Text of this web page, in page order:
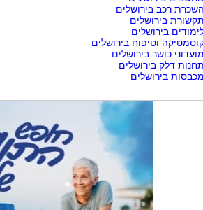
רכב בירושלים
בירושלים
בירושלים
וטיפוח בירושלים
כושר בירושלים
דלק בירושלים
בירושלים